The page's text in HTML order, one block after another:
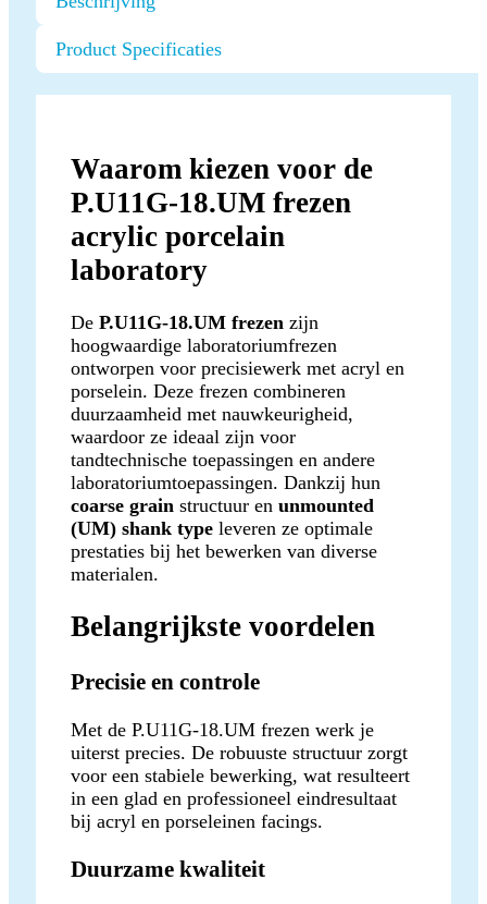
Product Specificaties
Waarom kiezen voor de
P.U11G-18.UM frezen
acrylic porcelain
laboratory
De P.U11G-18.UM frezen zijn
hoogwaardige laboratoriumfrezen
ontworpen voor precisiewerk met acryl en
porselein. Deze frezen combineren
duurzaamheid met nauwkeurigheid,
waardoor ze ideaal zijn voor
tandtechnische toepassingen en andere
laboratoriumtoepassingen. Dankzij hun
coarse grain structuur en unmounted
(UM) shank type leveren ze optimale
prestaties bij het bewerken van diverse
materialen.
Belangrijkste voordelen
Precisie en controle
Met de P.U11G-18.UM frezen werk je
uiterst precies. De robuuste structuur zorgt
voor een stabiele bewerking, wat resulteert
in een glad en professioneel eindresultaat
bij acryl en porseleinen facings.
Duurzame kwaliteit